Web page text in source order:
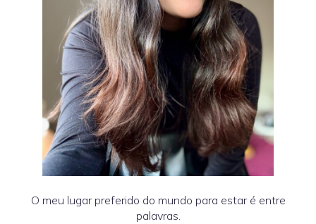
O meu lugar preferido do mundo para estar é entre
palavras.